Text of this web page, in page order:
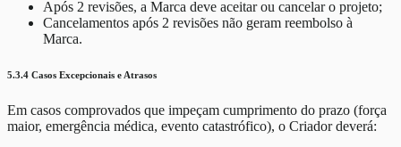
Após 2 revisões, a Marca deve aceitar ou cancelar o projeto;
Cancelamentos após 2 revisões não geram reembolso à
Marca.
5.3.4 Casos Excepcionais e Atrasos
Em casos comprovados que impeçam cumprimento do prazo (força
maior, emergência médica, evento catastrófico), o Criador deverá: